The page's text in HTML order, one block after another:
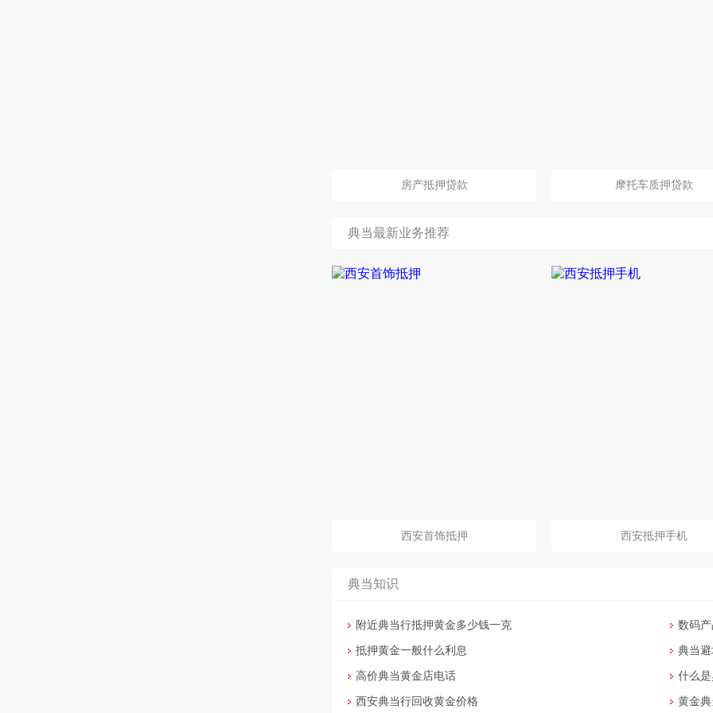
房产抵押贷款 摩托车质押贷款
典当最新业务推荐
西安首饰抵押 西安抵押手机
典当知识
附近典当行抵押黄金多少钱一克
抵押黄金一般什么利息
高价典当黄金店电话
西安典当行回收黄金价格
数码
典当
什么
黄金